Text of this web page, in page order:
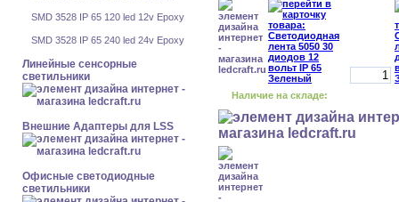
SMD 3528 IP 65 120 led 12v Epoxy
SMD 3528 IP 65 240 led 24v Epoxy
Линейные сенсорные
светильники
Внешние Адаптеры для LSS
Офисные светодиодные
светильники
Наличие на складе: